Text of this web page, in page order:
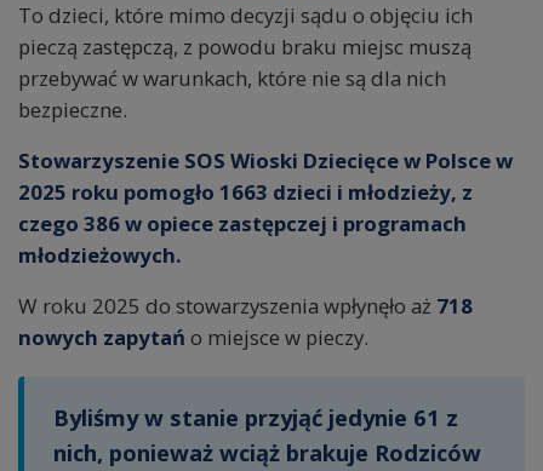
To dzieci, które mimo decyzji sądu o objęciu ich
pieczą zastępczą, z powodu braku miejsc muszą
przebywać w warunkach, które nie są dla nich
bezpieczne.
Stowarzyszenie SOS Wioski Dziecięce w Polsce w
2025 roku pomogło 1663 dzieci i młodzieży, z
czego 386 w opiece zastępczej i programach
młodzieżowych.
W roku 2025 do stowarzyszenia wpłynęło aż 718
nowych zapytań o miejsce w pieczy.
Byliśmy w stanie przyjąć jedynie 61 z
nich, ponieważ wciąż brakuje Rodziców